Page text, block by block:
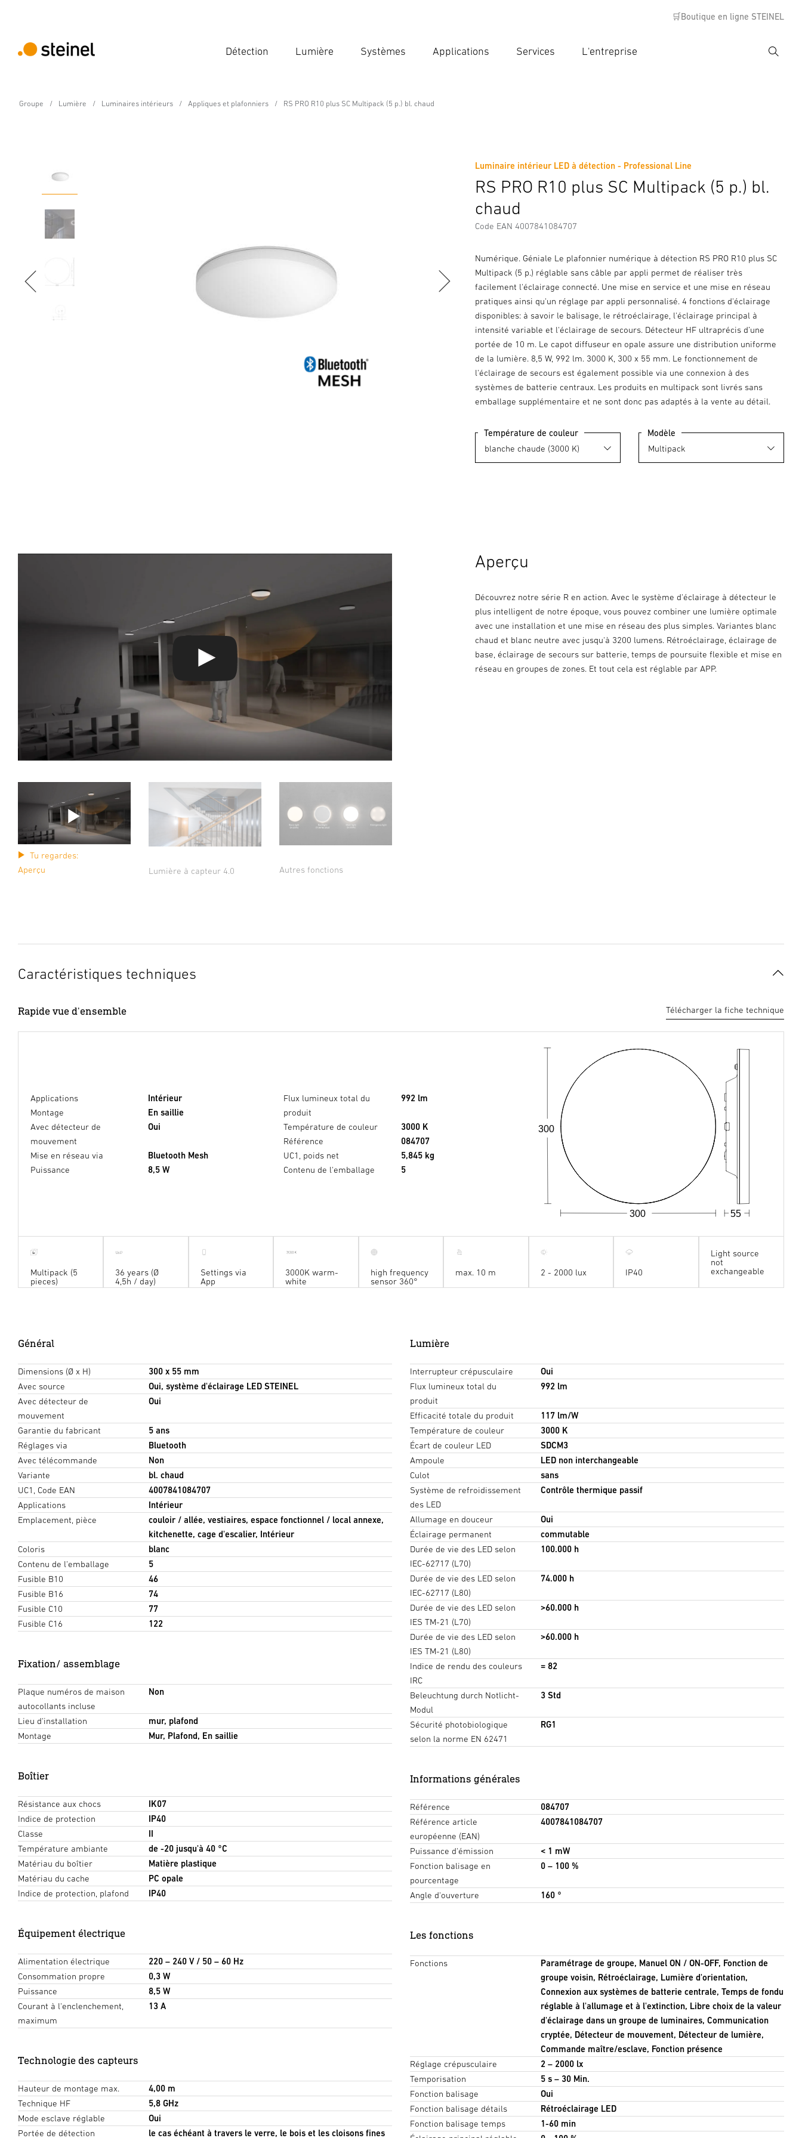
🛒Boutique en ligne STEINEL
Détection Lumière Systèmes Applications Services L'entreprise
Groupe Lumière Luminaires intérieurs Appliques et plafonniers RS PRO R10 plus SC Multipack (5 p.) bl. chaud
Luminaire intérieur LED à détection - Professional Line
RS PRO R10 plus SC Multipack (5 p.) bl.
chaud
Code EAN 4007841084707
Numérique. Géniale Le plafonnier numérique à détection RS PRO R10 plus SC
Multipack (5 p.) réglable sans câble par appli permet de réaliser très
facilement l'éclairage connecté. Une mise en service et une mise en réseau
pratiques ainsi qu'un réglage par appli personnalisé. 4 fonctions d'éclairage
disponibles: à savoir le balisage, le rétroéclairage, l'éclairage principal à
intensité variable et l'éclairage de secours. Détecteur HF ultraprécis d’une
portée de 10 m. Le capot diffuseur en opale assure une distribution uniforme
de la lumière. 8,5 W, 992 lm. 3000 K, 300 x 55 mm. Le fonctionnement de
l'éclairage de secours est également possible via une connexion à des
systèmes de batterie centraux. Les produits en multipack sont livrés sans
emballage supplémentaire et ne sont donc pas adaptés à la vente au détail.
Température de couleur Modèle
Caractéristiques Consignes de Sécurité et Avertissements Informations sur le fabricant
Tu regardes:
Aperçu
Lumière à capteur 4.0 Autres fonctions
Aperçu
Découvrez notre série R en action. Avec le système d'éclairage à détecteur le
plus intelligent de notre époque, vous pouvez combiner une lumière optimale
avec une installation et une mise en réseau des plus simples. Variantes blanc
chaud et blanc neutre avec jusqu'à 3200 lumens. Rétroéclairage, éclairage de
base, éclairage de secours sur batterie, temps de poursuite flexible et mise en
réseau en groupes de zones. Et tout cela est réglable par APP.
Caractéristiques techniques
Rapide vue d'ensemble Télécharger la fiche technique
Applications
Intérieur
Montage
En saillie
Avec détecteur de
mouvement
Oui
Mise en réseau via
Bluetooth Mesh
Puissance
8,5 W
Flux lumineux total du
produit
992 lm
Température de couleur
3000 K
Référence
084707
UC1, poids net
5,845 kg
Contenu de l'emballage
5
55
300
300
5x
Multipack (5
pieces)
36 years (Ø
4,5h / day)
Settings via
App
3000K warm-
white
high frequency
sensor 360°
max. 10 m 2 - 2000 lux IP40
Light source
not
exchangeable
Général
Dimensions (Ø x H)
300 x 55 mm
Avec source
Oui, système d'éclairage LED STEINEL
Avec détecteur de
mouvement
Oui
Garantie du fabricant
5 ans
Réglages via
Bluetooth
Avec télécommande
Non
Variante
bl. chaud
UC1, Code EAN
4007841084707
Applications
Intérieur
Emplacement, pièce
couloir / allée, vestiaires, espace fonctionnel / local annexe,
kitchenette, cage d'escalier, Intérieur
Coloris
blanc
Contenu de l'emballage
5
Fusible B10
46
Fusible B16
74
Fusible C10
77
Fusible C16
122
Fixation/ assemblage
Plaque numéros de maison
autocollants incluse
Non
Lieu d'installation
mur, plafond
Montage
Mur, Plafond, En saillie
Boîtier
Résistance aux chocs
IK07
Indice de protection
IP40
Classe
II
Température ambiante
de -20 jusqu'à 40 °C
Matériau du boîtier
Matière plastique
Matériau du cache
PC opale
Indice de protection, plafond
IP40
Équipement électrique
Alimentation électrique
220 – 240 V / 50 – 60 Hz
Consommation propre
0,3 W
Puissance
8,5 W
Courant à l'enclenchement,
maximum
13 A
Technologie des capteurs
Hauteur de montage max.
4,00 m
Technique HF
5,8 GHz
Mode esclave réglable
Oui
Portée de détection
le cas échéant à travers le verre, le bois et les cloisons fines
Lumière
Interrupteur crépusculaire
Oui
Flux lumineux total du
produit
992 lm
Efficacité totale du produit
117 lm/W
Température de couleur
3000 K
Écart de couleur LED
SDCM3
Ampoule
LED non interchangeable
Culot
sans
Système de refroidissement
des LED
Contrôle thermique passif
Allumage en douceur
Oui
Éclairage permanent
commutable
Durée de vie des LED selon
IEC-62717 (L70)
100.000 h
Durée de vie des LED selon
IEC-62717 (L80)
74.000 h
Durée de vie des LED selon
IES TM-21 (L70)
>60.000 h
Durée de vie des LED selon
IES TM-21 (L80)
>60.000 h
Indice de rendu des couleurs
IRC
= 82
Beleuchtung durch Notlicht-
Modul
3 Std
Sécurité photobiologique
selon la norme EN 62471
RG1
Informations générales
Référence
084707
Référence article
européenne (EAN)
4007841084707
Puissance d'émission
< 1 mW
Fonction balisage en
pourcentage
0 – 100 %
Angle d'ouverture 160 °
Les fonctions
Fonctions
Paramétrage de groupe, Manuel ON / ON-OFF, Fonction de
groupe voisin, Rétroéclairage, Lumière d'orientation,
Connexion aux systèmes de batterie centrale, Temps de fondu
réglable à l'allumage et à l'extinction, Libre choix de la valeur
d'éclairage dans un groupe de luminaires, Communication
cryptée, Détecteur de mouvement, Détecteur de lumière,
Commande maître/esclave, Fonction présence
Réglage crépusculaire
2 – 2000 lx
Temporisation
5 s – 30 Min.
Fonction balisage
Oui
Fonction balisage détails
Rétroéclairage LED
Fonction balisage temps
1-60 min